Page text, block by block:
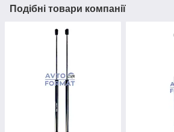
Подібні товари компанії